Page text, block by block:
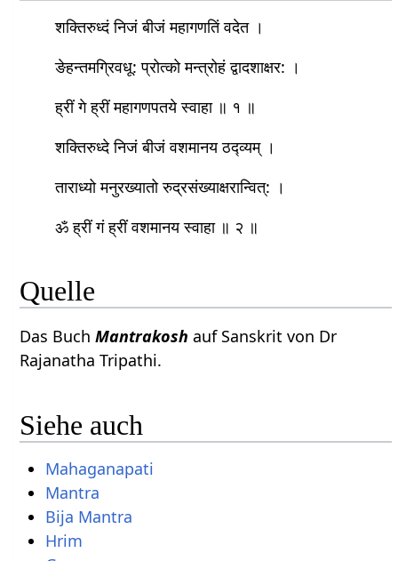
शक्तिरुध्दं निजं बीजं महागणतिं वदेत ।
ङेहन्तमग्रिवधू: प्रोत्को मन्त्रोहं द्वादशाक्षर​: ।
ह्रीं गे ह्रीं महागणपतये स्वाहा ॥ १ ॥​
शक्तिरुध्दे निजं बीजं वशमानय ठद्व्यम् ।
ताराध्यो मनुरख्‍यातो रुद्रसंख्‍याक्षरान्वित्: ।
ॐ ह्रीं गं ह्रीं वशमानय स्वाहा ॥ २ ॥
Quelle
Das BuchMantrakosh auf Sanskrit von Dr
Rajanatha Tripathi.
Siehe auch
Mahaganapati
Mantra
Bija Mantra
Hrim